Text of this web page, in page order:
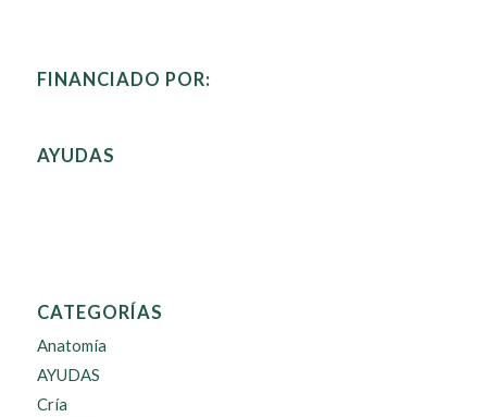
FINANCIADO POR:
AYUDAS
CATEGORÍAS
Anatomía
AYUDAS
Cría